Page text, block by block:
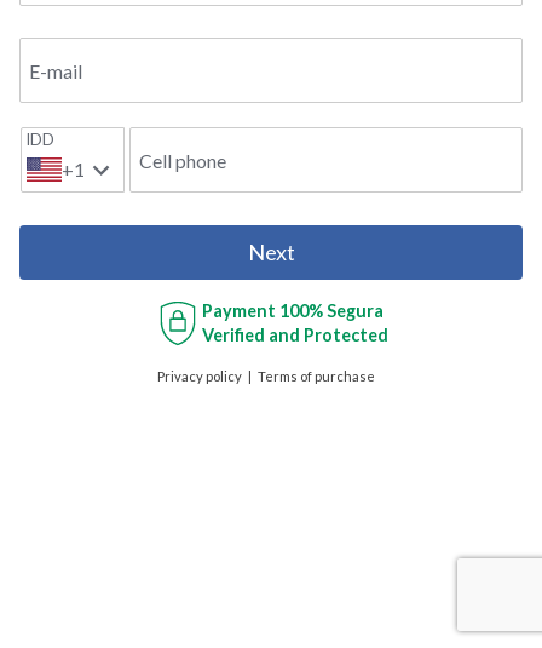
E-mail
IDD
+1 Cell phone
Next
Payment 100% Segura
Verified and Protected
Privacy policy Terms of purchase